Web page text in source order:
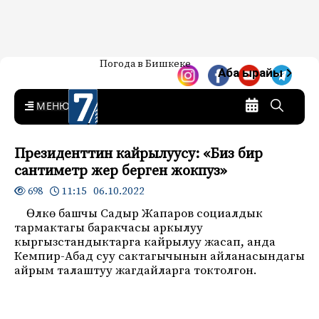
7-канал. Жаңылыктар —
Кыргызстан
Жаңылыктар — Кыргызстан
Погода в Бишкеке
Аба ырайы
MENU
Президенттин кайрылуусу: «Биз бир
сантиметр жер берген жокпуз»
698 11:15 06.10.2022
Өлкө башчы Садыр Жапаров социалдык
тармактагы баракчасы аркылуу
кыргызстандыктарга кайрылуу жасап, анда
Кемпир-Абад суу сактагычынын айланасындагы
айрым талаштуу жагдайларга токтолгон.